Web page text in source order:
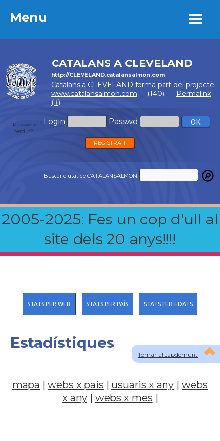
Menu
CATALANS A CLEVELAND
http://CLEVELAND.catalansalmon.com
Catalans a CLEVELAND forma part del projecte
www.catalansalmon.com - (140) -
Permalink
(#)
Login Passwd
Password
perdut?
REGISTRA'T
Buscar ciutat de CATALANSALMON:
2005-2025: Fes un cop d'ull al
site dels 20 anys!!!!
Menu
Tornar al capdemunt
STATS PER WEB STATS PER PAÍS STATS PER EDATS
Estadístiques
mapa | webs x pais | usuaris x any | webs
x any| webs x mes |